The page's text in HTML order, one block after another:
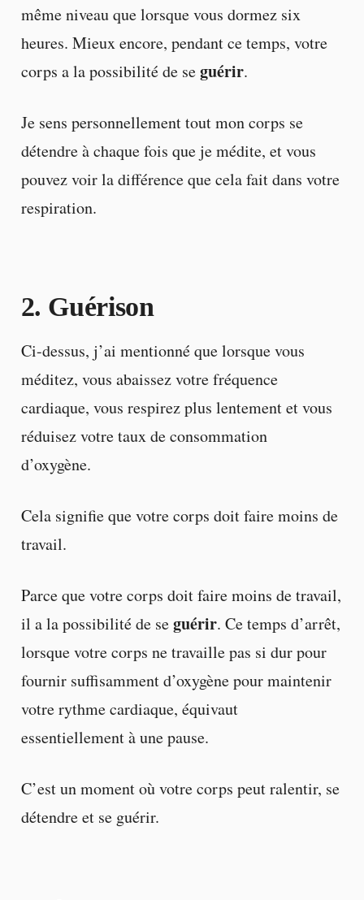
même niveau que lorsque vous dormez six
heures. Mieux encore, pendant ce temps, votre
corps a la possibilité de seguérir.
Je sens personnellement tout mon corps se
détendre à chaque fois que je médite, et vous
pouvez voir la différence que cela fait dans votre
respiration.
2. Guérison
Ci-dessus, j’ai mentionné que lorsque vous
méditez, vous abaissez votre fréquence
cardiaque, vous respirez plus lentement et vous
réduisez votre taux de consommation
d’oxygène.
Cela signifie que votre corps doit faire moins de
travail.
Parce que votre corps doit faire moins de travail,
il a la possibilité de seguérir. Ce temps d’arrêt,
lorsque votre corps ne travaille pas si dur pour
fournir suffisamment d’oxygène pour maintenir
votre rythme cardiaque, équivaut
essentiellement à une pause.
C’est un moment où votre corps peut ralentir, se
détendre et se guérir.